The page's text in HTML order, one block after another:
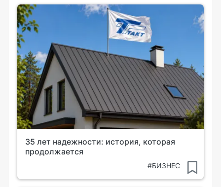
35 лет надежности: история, которая
продолжается
#БИЗНЕС